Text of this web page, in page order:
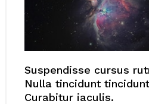
Suspendisse cursus
Nulla tincidunt
Curabitur iaculis.